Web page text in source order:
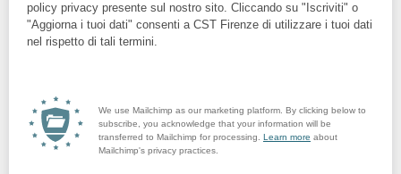
policy privacy presente sul nostro sito. Cliccando su "Iscriviti" o
"Aggiorna i tuoi dati" consenti a CST Firenze di utilizzare i tuoi dati
nel rispetto di tali termini.
We use Mailchimp as our marketing platform. By clicking below to
subscribe, you acknowledge that your information will be
transferred to Mailchimp for processing. Learn more about
Mailchimp's privacy practices.